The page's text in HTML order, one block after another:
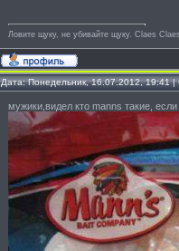
Ловите щуку, не убивайте щуку. Сlaes
Дата: Понедельник, 16.07.2012, 19:41
мужики,видел кто manns такие,